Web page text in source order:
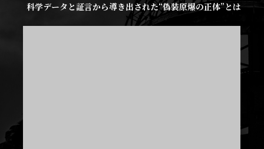
科学データと証言から導き出された“偽装原爆の正体”とは